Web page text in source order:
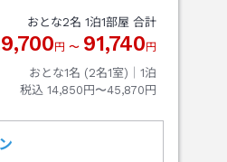
おとな2名 1泊1部屋 合計
円 〜 91,740 円
おとな1名 (2名1室)｜ 1泊
税込 14,850円〜45,870円